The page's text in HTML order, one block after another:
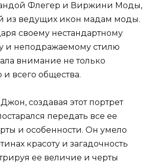
Флегер и Виржини Моды,
из ведущих икон мадам моды.
своему нестандартному
и неподражаемому стилю
внимание не только
всего общества.
создавая этот портрет
передать все ее
и особенности. Он умело
красоту и загадочность
ее величие и черты